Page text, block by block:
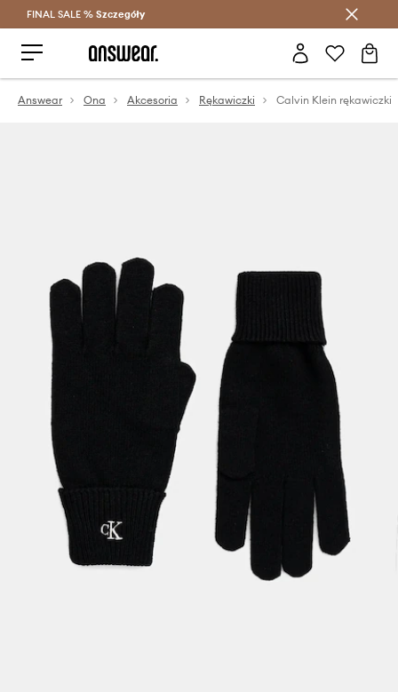
Oszczędzaj z Answear Club >
FINAL SALE % Szczegóły
Answear Ona Akcesoria Rękawiczki Calvin Klein rękawiczki